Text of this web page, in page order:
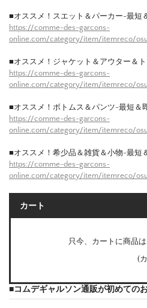
■オススメ！スエット＆パーカー-最短
https://comme-des-garcons-
online.com/category/item/itemreco/
■オススメ！ジャケット＆アウター＆
https://comme-des-garcons-
online.com/category/item/itemreco/
■オススメ！ボトムス＆パンツ-最短＆
https://comme-des-garcons-
online.com/category/item/itemreco/
■オススメ！希少品＆雑貨＆小物-最短
https://comme-des-garcons-
online.com/category/item/itemreco/
カート
只今、カートに商品は
(
■コムデギャルソン通販が初めての